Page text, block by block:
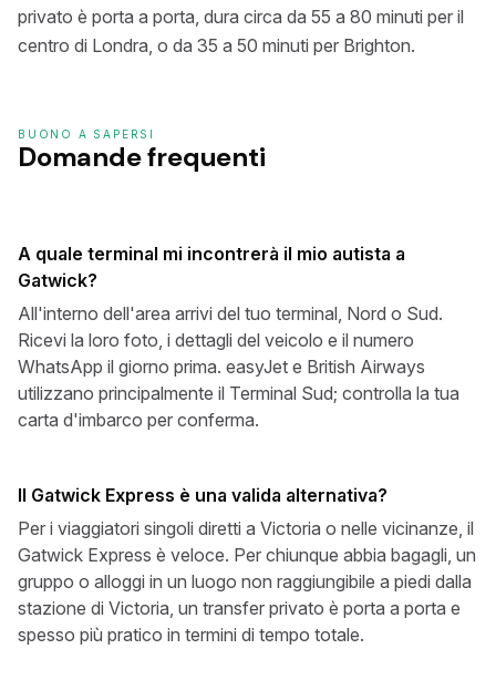
privato è porta a porta, dura circa da 55 a 80 minuti per il
centro di Londra, o da 35 a 50 minuti per Brighton.
BUONO A SAPERSI
Domande frequenti
A quale terminal mi incontrerà il mio autista a
Gatwick?
All'interno dell'area arrivi del tuo terminal, Nord o Sud.
Ricevi la loro foto, i dettagli del veicolo e il numero
WhatsApp il giorno prima. easyJet e British Airways
utilizzano principalmente il Terminal Sud; controlla la tua
carta d'imbarco per conferma.
Il Gatwick Express è una valida alternativa?
Per i viaggiatori singoli diretti a Victoria o nelle vicinanze, il
Gatwick Express è veloce. Per chiunque abbia bagagli, un
gruppo o alloggi in un luogo non raggiungibile a piedi dalla
stazione di Victoria, un transfer privato è porta a porta e
spesso più pratico in termini di tempo totale.